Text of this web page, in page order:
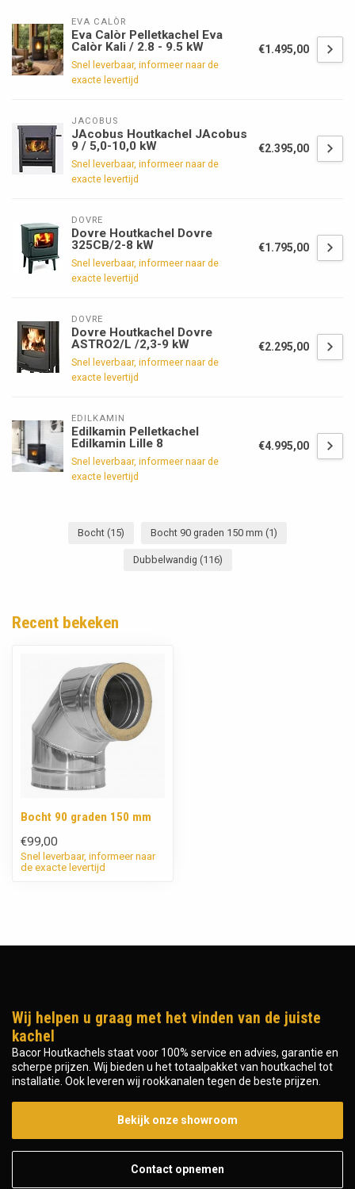
EVA CALÒR
Eva Calòr Pelletkachel Eva
Calòr Kali / 2.8 - 9.5 kW
Snel leverbaar, informeer naar de
exacte levertijd
€1.495,00
JACOBUS
JAcobus Houtkachel JAcobus
9 / 5,0-10,0 kW
Snel leverbaar, informeer naar de
exacte levertijd
€2.395,00
DOVRE
Dovre Houtkachel Dovre
325CB/2-8 kW
Snel leverbaar, informeer naar de
exacte levertijd
€1.795,00
DOVRE
Dovre Houtkachel Dovre
ASTRO2/L /2,3-9 kW
Snel leverbaar, informeer naar de
exacte levertijd
€2.295,00
EDILKAMIN
Edilkamin Pelletkachel
Edilkamin Lille 8
Snel leverbaar, informeer naar de
exacte levertijd
€4.995,00
Bocht (15) Bocht 90 graden 150 mm (1)
Dubbelwandig (116)
Recent bekeken
Bocht 90 graden 150 mm
€99,00
Snel leverbaar, informeer naar
de exacte levertijd
Wij helpen u graag met het vinden van de juiste
kachel
Bacor Houtkachels staat voor 100% service en advies, garantie en
scherpe prijzen. Wij bieden u het totaalpakket van houtkachel tot
installatie. Ook leveren wij rookkanalen tegen de beste prijzen.
Bekijk onze showroom
Contact opnemen